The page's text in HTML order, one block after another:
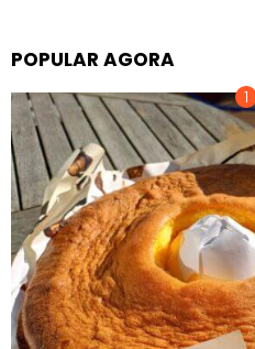
POPULAR AGORA